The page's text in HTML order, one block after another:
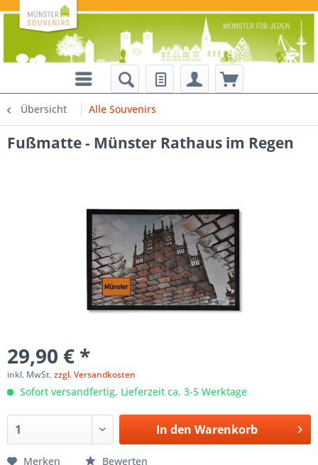
Übersicht Alle Souvenirs
Fußmatte - Münster Rathaus im Regen
29,90 € *
inkl. MwSt.zzgl. Versandkosten
Sofort versandfertig, Lieferzeit ca. 3-5 Werktage
In den Warenkorb
Merken Bewerten